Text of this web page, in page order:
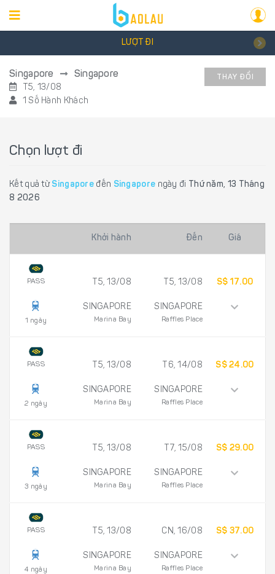
LƯỢT ĐI
Singapore Singapore
T5, 13/08
1 Số Hành Khách
THAY ĐỔI
Chọn lượt đi
Kết quả từ Singapore đến Singapore ngày đi Thứ năm, 13 Tháng
8 2026
Khởi hành Đến Giá
PASS
1 ngày
T5, 13/08
SINGAPORE
Marina Bay
T5, 13/08
SINGAPORE
Raffles Place
S$ 17.00
PASS
2 ngày
T5, 13/08
SINGAPORE
Marina Bay
T6, 14/08
SINGAPORE
Raffles Place
S$ 24.00
PASS
3 ngày
T5, 13/08
SINGAPORE
Marina Bay
T7, 15/08
SINGAPORE
Raffles Place
S$ 29.00
PASS
4 ngày
T5, 13/08
SINGAPORE
Marina Bay
CN, 16/08
SINGAPORE
Raffles Place
S$ 37.00